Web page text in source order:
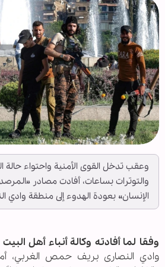
وعقب تدخل القوى الأمنية واحتواء حالة
والتوترات بساعات، أفادت مصادر
الإنسان» بعودة الهدوء إلى منطقة وادي
وفقا لما أفادته وكالة أنباء أهل البيت
وادي النصارى بريف حمص الغربي،